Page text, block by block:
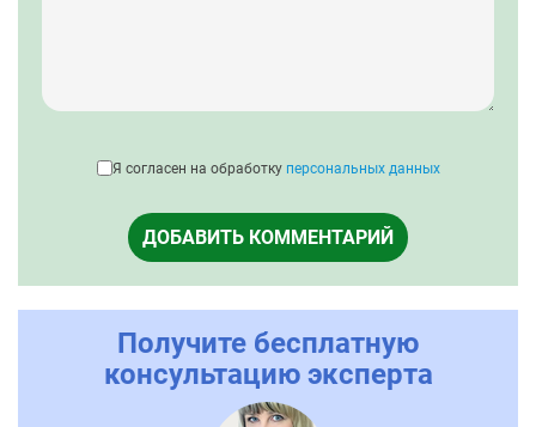
Я согласен на обработку персональных данных
ДОБАВИТЬ КОММЕНТАРИЙ
Получите бесплатную
консультацию эксперта